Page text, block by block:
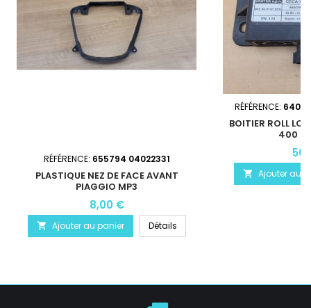
RÉFÉRENCE: 655794 04022331
PLASTIQUE NEZ DE FACE AVANT
PIAGGIO MP3
8,00 €
 Ajouter au panier Détails
RÉFÉRENCE:
BOITIER ROLL
400
 Ajouter au